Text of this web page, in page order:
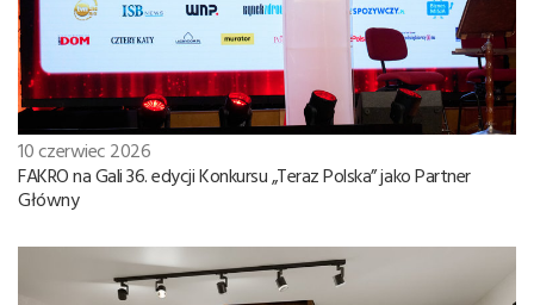
10 czerwiec 2026
FAKRO na Gali 36. edycji Konkursu „Teraz Polska” jako Partner
Główny